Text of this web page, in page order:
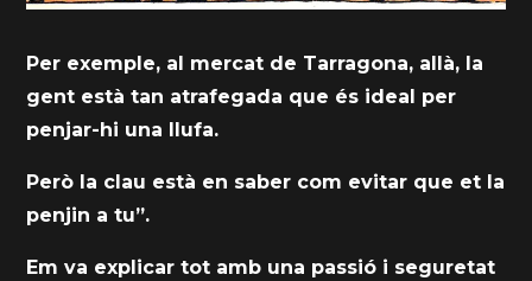
Per exemple, al mercat de Tarragona, allà, la
gent està tan atrafegada que és ideal per
penjar-hi una llufa.
Però la clau està en saber com evitar que et la
penjin a tu”.
Em va explicar tot amb una passió i seguretat